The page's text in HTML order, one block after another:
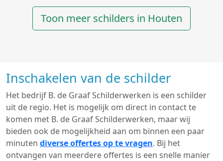
Toon meer schilders in Houten
Inschakelen van de schilder
Het bedrijf B. de Graaf Schilderwerken is een schilder
uit de regio. Het is mogelijk om direct in contact te
komen met B. de Graaf Schilderwerken, maar wij
bieden ook de mogelijkheid aan om binnen een paar
minuten diverse offertes op te vragen. Bij het
ontvangen van meerdere offertes is een snelle manier